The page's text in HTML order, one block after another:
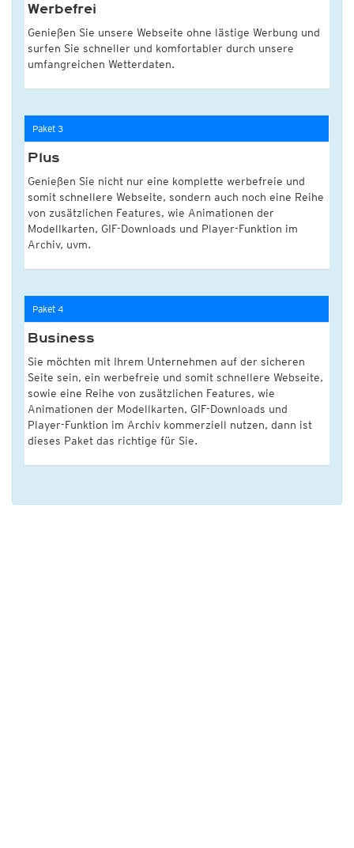
Werbefrei
Genießen Sie unsere Webseite ohne lästige Werbung und
surfen Sie schneller und komfortabler durch unsere
umfangreichen Wetterdaten.
Paket 3
Plus
Genießen Sie nicht nur eine komplette werbefreie und
somit schnellere Webseite, sondern auch noch eine Reihe
von zusätzlichen Features, wie Animationen der
Modellkarten, GIF-Downloads und Player-Funktion im
Archiv, uvm.
Paket 4
Business
Sie möchten mit Ihrem Unternehmen auf der sicheren
Seite sein, ein werbefreie und somit schnellere Webseite,
sowie eine Reihe von zusätzlichen Features, wie
Animationen der Modellkarten, GIF-Downloads und
Player-Funktion im Archiv kommerziell nutzen, dann ist
dieses Paket das richtige für Sie.